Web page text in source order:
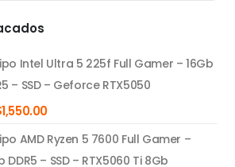
Intel Ultra 5 225f Full Gamer – 16Gb
– SSD – Geforce RTX5050
1,550.00
AMD Ryzen 5 7600 Full Gamer –
DDR5 – SSD – RTX5060 Ti 8Gb